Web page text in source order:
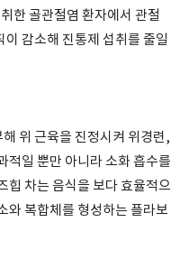
한 골관절염 환자에서 관절
감소해 진통제 섭취를 줄일
위 근육을 진정시켜 위경련,
적일 뿐만 아니라 소화 흡수를
힙 차는 음식을 보다 효율적으
와 복합체를 형성하는 플라보